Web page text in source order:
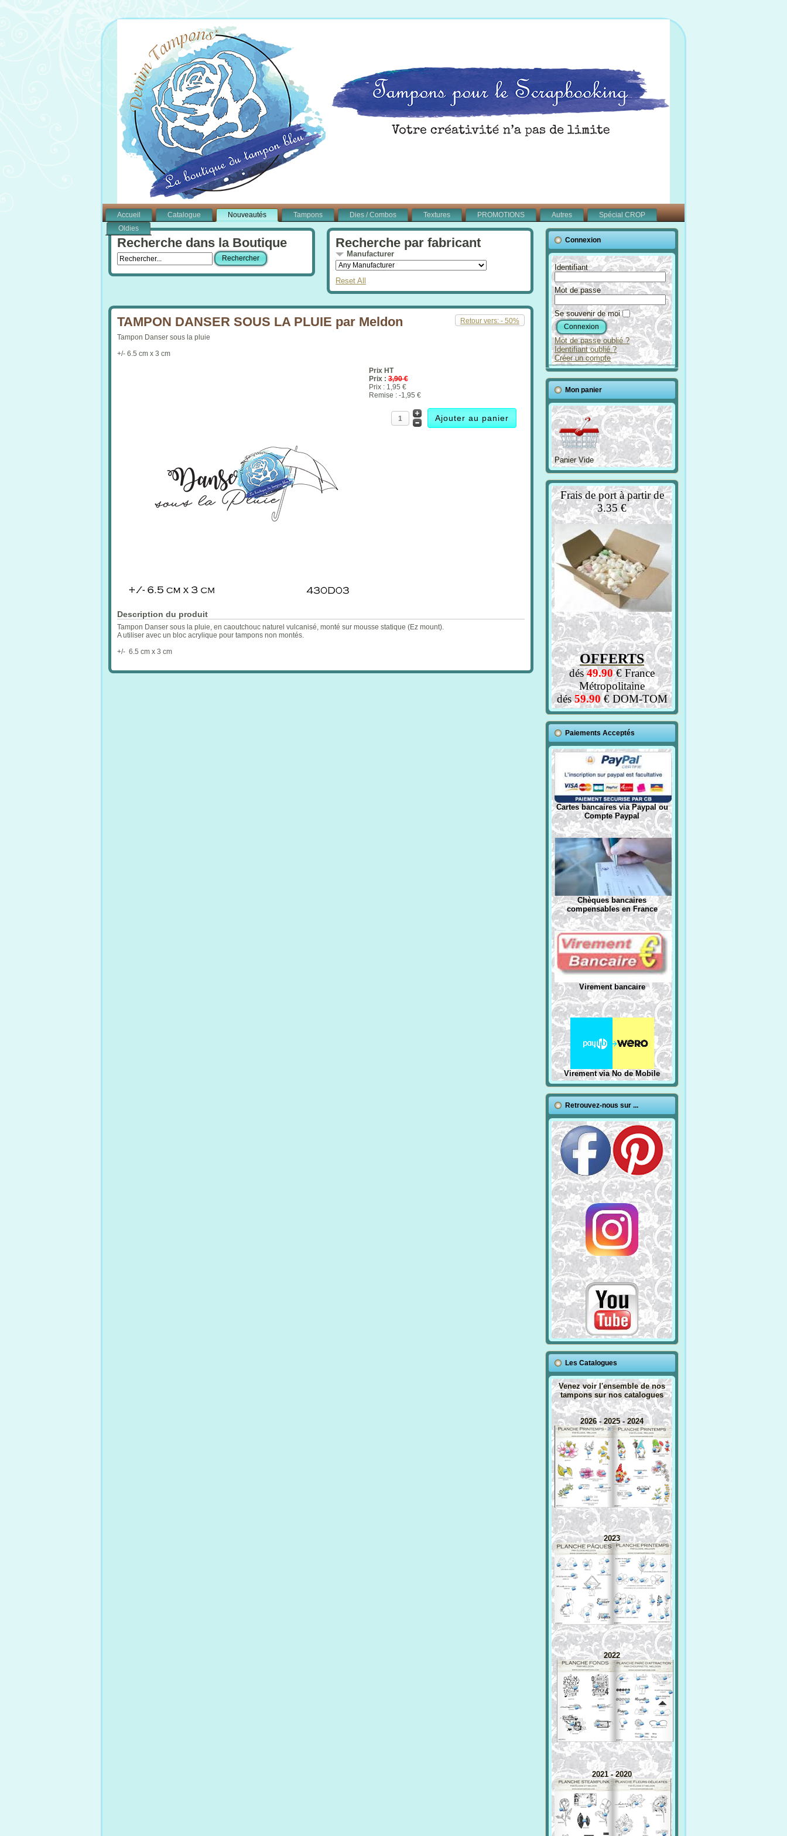
Accueil Catalogue Nouveautés Tampons Dies / Combos Textures PROMOTIONS Autres
Spécial CROP
Oldies
Recherche dans la Boutique Recherche par fabricant
Manufacturer
Reset All
Retour vers: - 50%
TAMPON DANSER SOUS LA PLUIE par Meldon
Tampon Danser sous la pluie
+/- 6.5 cm x 3 cm
Prix HT
Prix :3,90 €
Prix : 1,95 €
Remise : -1,95 €
Description du produit
Tampon Danser sous la pluie, en caoutchouc naturel vulcanisé, monté sur mousse statique (Ez mount).
A utiliser avec un bloc acrylique pour tampons non montés.
+/- 6.5 cm x 3 cm
Connexion
Identifiant
Mot de passe
Se souvenir de moi
Mot de passe oublié ?
Identifiant oublié ?
Créer un compte
Mon panier
Panier Vide
Frais de port à partir de
3.35 €
OFFERTS
dés49.90€ France
Métropolitaine
dés59.90€ DOM-TOM
Paiements Acceptés
Cartes bancaires via Paypal ou
Compte Paypal
Chèques bancaires
compensables en France
Virement bancaire
Virement via No de Mobile
Retrouvez-nous sur ...
Les Catalogues
Venez voir l'ensemble de nos
tampons sur nos catalogues
2026 - 2025 - 2024
2023
2022
2021 - 2020